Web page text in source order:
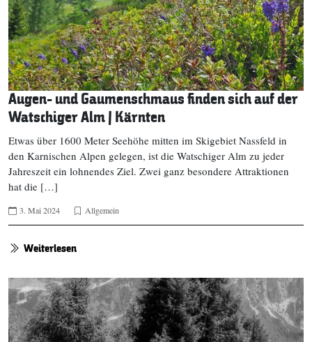
Augen- und Gaumenschmaus finden sich auf der
Watschiger Alm | Kärnten
Etwas über 1600 Meter Seehöhe mitten im Skigebiet Nassfeld in
den Karnischen Alpen gelegen, ist die Watschiger Alm zu jeder
Jahreszeit ein lohnendes Ziel. Zwei ganz besondere Attraktionen
hat die […]
3. Mai 2024 Allgemein
Weiterlesen